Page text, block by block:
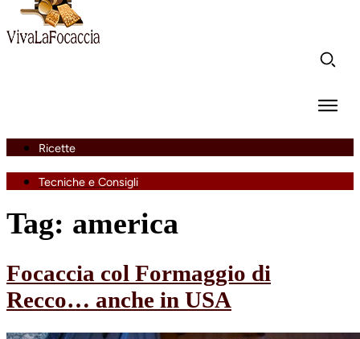
Ricette
Tecniche e Consigli
Tag: america
Focaccia col Formaggio di
Recco… anche in USA